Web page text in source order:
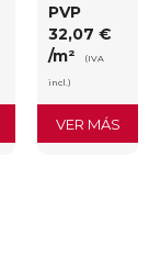
PVP
32,07 €
/m²
(IVA
incl.)
VER MÁS